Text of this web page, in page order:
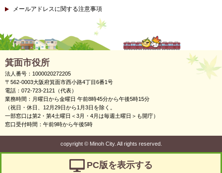
メールアドレスに関する注意事項
箕面市役所
法人番号：1000020272205
〒562-0003大阪府箕面市西小路4丁目6番1号
電話：072-723-2121（代表）
業務時間：月曜日から金曜日 午前8時45分から午後5時15分
（祝日・休日、12月29日から1月3日を除く。
一部窓口は第2・第4土曜日＜3月・4月は毎週土曜日＞も開庁）
窓口受付時間：午前9時から午後5時
copyright ©Minoh City. All rights reserved.
PC版を表示する